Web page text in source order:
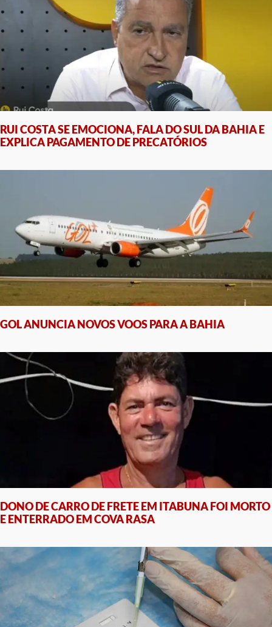
RUI COSTA SE EMOCIONA, FALA DO SUL DA BAHIA E
EXPLICA PAGAMENTO DE PRECATÓRIOS
GOL ANUNCIA NOVOS VOOS PARA A BAHIA
DONO DE CARRO DE FRETE EM ITABUNA FOI MORTO
E ENTERRADO EM COVA RASA